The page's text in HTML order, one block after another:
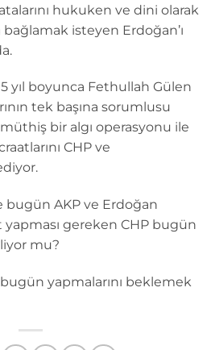
hukuken ve dini olarak
isteyen Erdoğan’ı
yıl boyunca Fethullah Gülen
tek başına sorumlusu
bir algı operasyonu ile
CHP ve
bugün AKP ve Erdoğan
yapması gereken CHP bugün
mu?
bugün yapmalarını beklemek